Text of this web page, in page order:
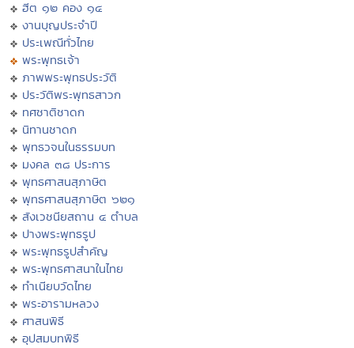
ฮีต ๑๒ คอง ๑๔
งานบุญประจำปี
ประเพณีทั่วไทย
พระพุทธเจ้า
ภาพพระพุทธประวัติ
ประวัติพระพุทธสาวก
ทศชาติชาดก
นิทานชาดก
พุทธวจนในธรรมบท
มงคล ๓๘ ประการ
พุทธศาสนสุภาษิต
พุทธศาสนสุภาษิต ๖๒๑
สังเวชนียสถาน ๔ ตำบล
ปางพระพุทธรูป
พระพุทธรูปสำคัญ
พระพุทธศาสนาในไทย
ทำเนียบวัดไทย
พระอารามหลวง
ศาสนพิธี
อุปสมบทพิธี